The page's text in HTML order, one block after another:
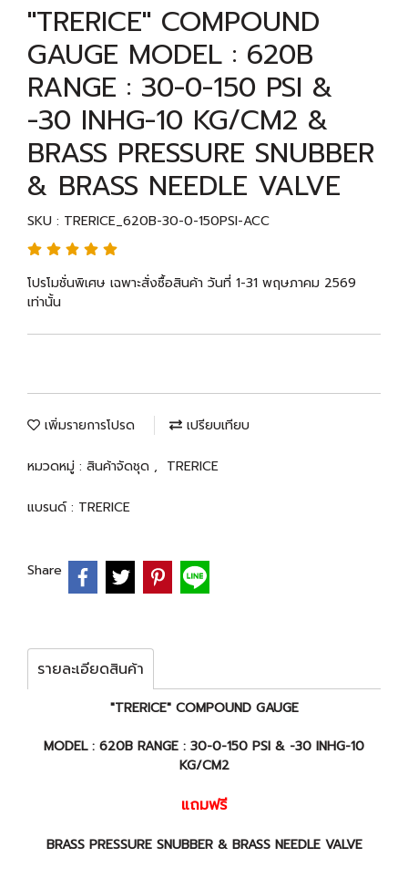
"TRERICE" COMPOUND
GAUGE MODEL : 620B
RANGE : 30-0-150 PSI &
-30 INHG-10 KG/CM2 &
BRASS PRESSURE SNUBBER
& BRASS NEEDLE VALVE
SKU : TRERICE_620B-30-0-150PSI-ACC
โปรโมชั่นพิเศษ เฉพาะสั่งซื้อสินค้า วันที่ 1-31 พฤษภาคม 2569
เท่านั้น
เพิ่มรายการโปรด เปรียบเทียบ
หมวดหมู่ : สินค้าจัดชุด , TRERICE
แบรนด์ : TRERICE
Share
รายละเอียดสินค้า
"TRERICE" COMPOUND GAUGE
MODEL : 620B RANGE : 30-0-150 PSI & -30 INHG-10
KG/CM2
แถมฟรี
BRASS PRESSURE SNUBBER & BRASS NEEDLE VALVE